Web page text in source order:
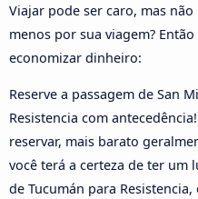
Viajar pode ser caro, mas
menos por sua viagem?
economizar dinheiro:
Reserve a passagem de San
Resistencia com
reservar, mais barato
você terá a certeza de ter um
de Tucumán para